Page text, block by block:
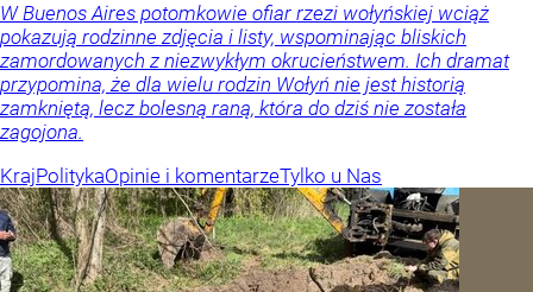
W Buenos Aires potomkowie ofiar rzezi wołyńskiej wciąż
pokazują rodzinne zdjęcia i listy, wspominając bliskich
zamordowanych z niezwykłym okrucieństwem. Ich dramat
przypomina, że dla wielu rodzin Wołyń nie jest historią
zamkniętą, lecz bolesną raną, która do dziś nie została
zagojona.
KrajPolitykaOpinie i komentarzeTylko u Nas